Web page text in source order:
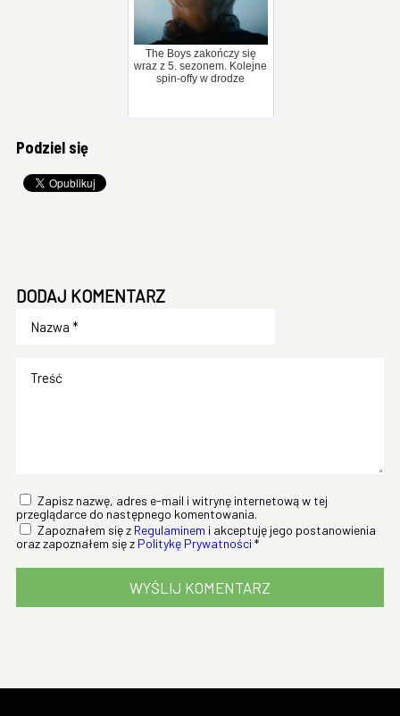
The Boys zakończy się
wraz z 5. sezonem. Kolejne
spin-offy w drodze
Podziel się
DODAJ KOMENTARZ
Zapisz nazwę, adres e-mail i witrynę internetową w tej
przeglądarce do następnego komentowania.
Zapoznałem się z Regulaminem i akceptuję jego postanowienia
oraz zapoznałem się z Politykę Prywatności *